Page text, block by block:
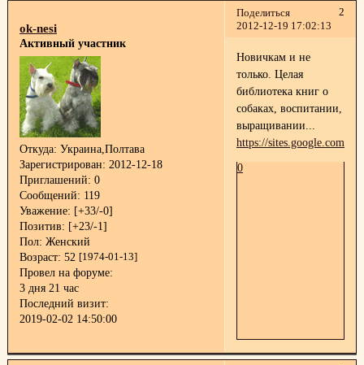
Поделиться
2
2012-12-19 17:02:13
ok-nesi
Активный участник
Откуда: Украина,Полтава
Зарегистрирован: 2012-12-18
Приглашений: 0
Сообщений: 119
Уважение: [+33/-0]
Позитив: [+23/-1]
Пол: Женский
Возраст: 52 [1974-01-13]
Провел на форуме:
3 дня 21 час
Последний визит:
2019-02-02 14:50:00
Новичкам и не
только. Целая
библиотека книг о
собаках, воспитании,
выращивании...
https://sites.google.com/
0